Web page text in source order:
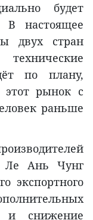
будет
настоящее
двух стран
по плану,
этот рынок с
раньше
Ле Ань Чунг
экспортного
и снижение